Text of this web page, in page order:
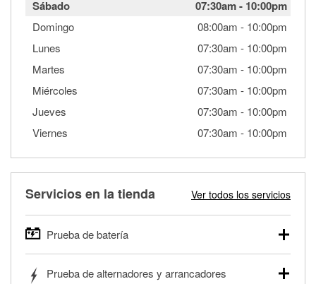
Sábado 07:30am- 10:00pm
Domingo 08:00am - 10:00pm
Lunes
07:30am - 10:00pm
Martes
07:30am - 10:00pm
Miércoles
07:30am - 10:00pm
Jueves
07:30am - 10:00pm
Viernes
07:30am - 10:00pm
Servicios en la tienda Ver todos los servicios
Prueba de batería
autos, camionetas, SUVs, vehículos comerciales y
Prueba de alternadores y arrancadores